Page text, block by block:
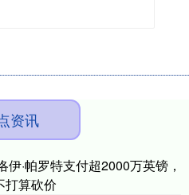
资讯
·帕罗特支付超2000万英镑，
打算砍价